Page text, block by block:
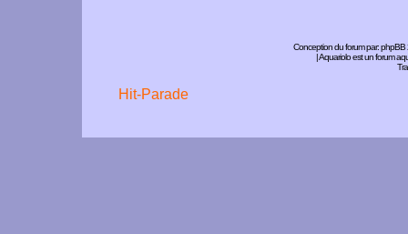
Conception du forum par:phpBB
| Aquariolo est un forum